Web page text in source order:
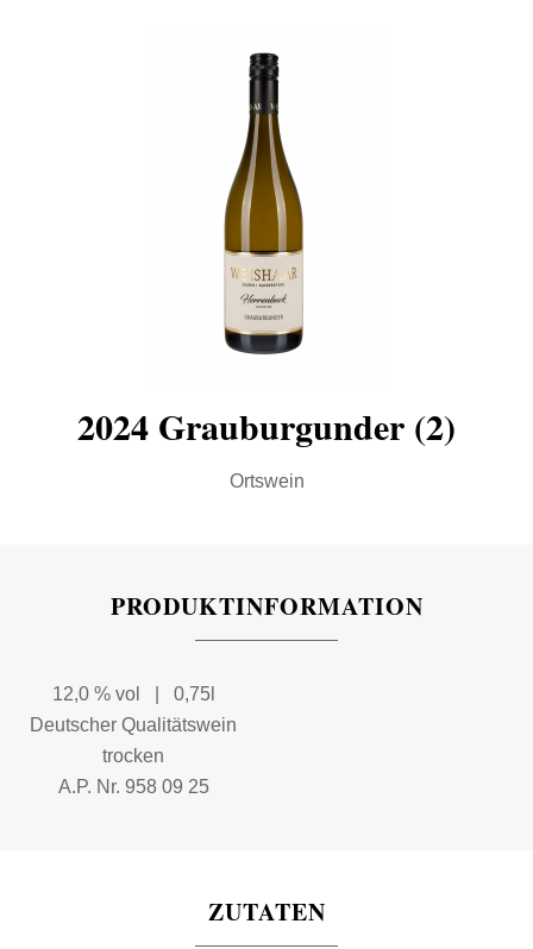
2024 Grauburgunder (2)
Ortswein
PRODUKTINFORMATION
12,0 % vol | 0,75l
Deutscher Qualitätswein
trocken
A.P. Nr. 958 09 25
ZUTATEN